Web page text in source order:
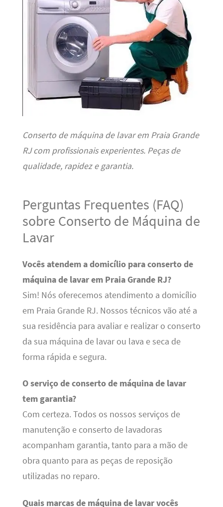
Conserto de máquina de lavar em Praia Grande
RJ com profissionais experientes. Peças de
qualidade, rapidez e garantia.
Perguntas Frequentes (FAQ)
sobre Conserto de Máquina de
Lavar
Vocês atendem a domicílio para conserto de
máquina de lavar em Praia Grande RJ?
Sim! Nós oferecemos atendimento a domicílio
em Praia Grande RJ. Nossos técnicos vão até a
sua residência para avaliar e realizar o conserto
da sua máquina de lavar ou lava e seca de
forma rápida e segura.
O serviço de conserto de máquina de lavar
tem garantia?
Com certeza. Todos os nossos serviços de
manutenção e conserto de lavadoras
acompanham garantia, tanto para a mão de
obra quanto para as peças de reposição
utilizadas no reparo.
Quais marcas de máquina de lavar vocês